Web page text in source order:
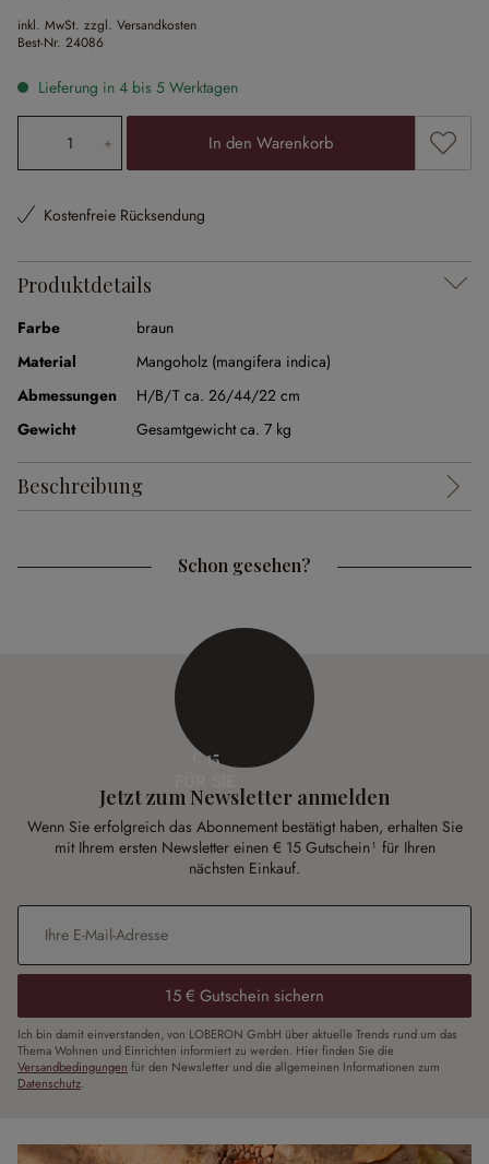
inkl. MwSt. zzgl. Versandkosten
Best-Nr. 24086
Lieferung in 4 bis 5 Werktagen
Produkt Anzahl: Gib den gewünschten Wert ein oder
In den Warenkorb Zum
Kostenfreie Rücksendung
Produktdetails
Farbe
braun
Material
Mangoholz (mangifera indica)
Abmessungen
H/B/T ca. 26/44/22 cm
Gewicht
Gesamtgewicht ca. 7 kg
Beschreibung
Schon gesehen?
€ 15
Jetzt zum Newsletter anmelden
Wenn Sie erfolgreich das Abonnement bestätigt haben, erhalten Sie
mit Ihrem ersten Newsletter einen € 15 Gutschein¹ für Ihren
nächsten Einkauf.
E-Mail-Adresse
15 € Gutschein sichern
Ich bin damit einverstanden, von LOBERON GmbH über aktuelle Trends rund um das
Thema Wohnen und Einrichten informiert zu werden. Hier finden Sie die
Versandbedingungen für den Newsletter und die allgemeinen Informationen zum
Datenschutz.